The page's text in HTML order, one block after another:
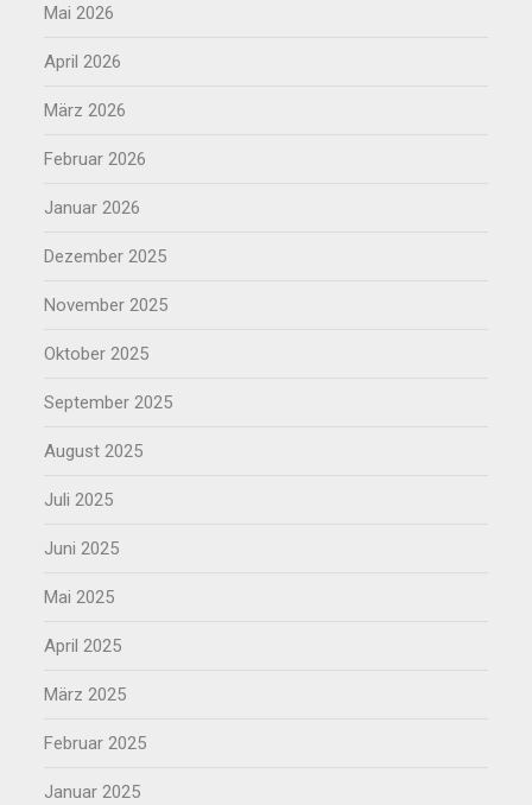
Mai 2026
April 2026
März 2026
Februar 2026
Januar 2026
Dezember 2025
November 2025
Oktober 2025
September 2025
August 2025
Juli 2025
Juni 2025
Mai 2025
April 2025
März 2025
Februar 2025
Januar 2025